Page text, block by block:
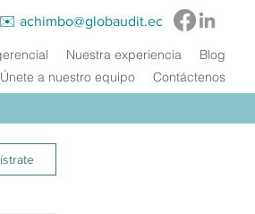
✉️ achimbo@globaudit.ec
Nuestra experiencia
Blog
Únete a nuestro equipo Contáctenos